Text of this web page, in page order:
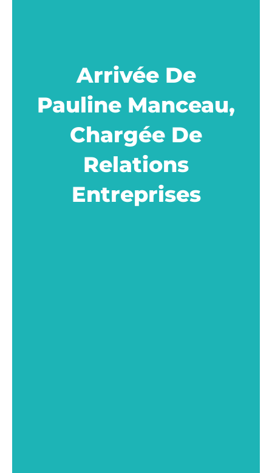
Arrivée De
Pauline Manceau,
Chargée De
Relations
Entreprises